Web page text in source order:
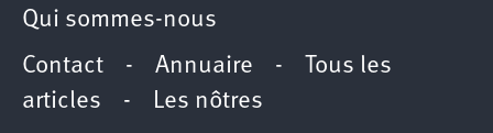
Qui sommes-nous
Contact - Annuaire -
Tous les
articles - Les nôtres